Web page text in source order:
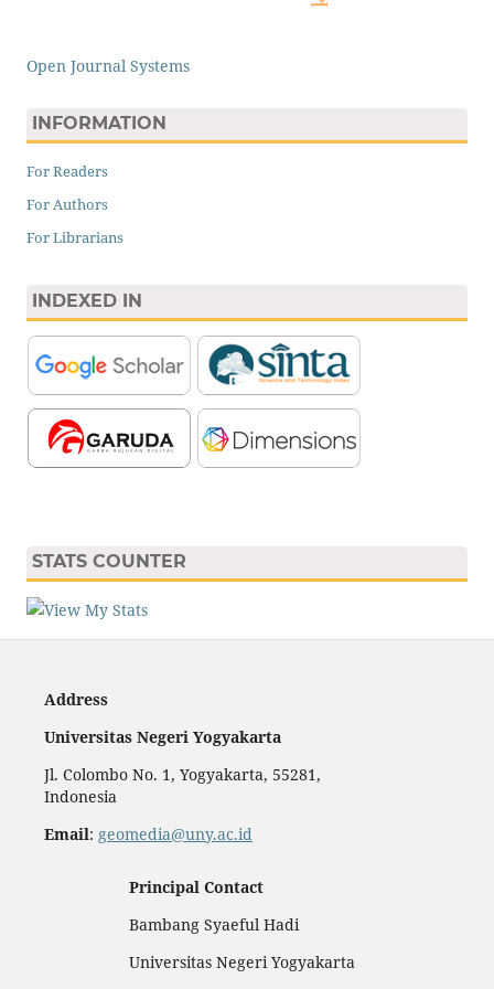
Open Journal Systems
INFORMATION
For Readers
For Authors
For Librarians
INDEXED IN
STATS COUNTER
Address
Universitas Negeri Yogyakarta
Jl. Colombo No. 1, Yogyakarta, 55281,
Indonesia
Email: geomedia@uny.ac.id
Principal Contact
Bambang Syaeful Hadi
Universitas Negeri Yogyakarta